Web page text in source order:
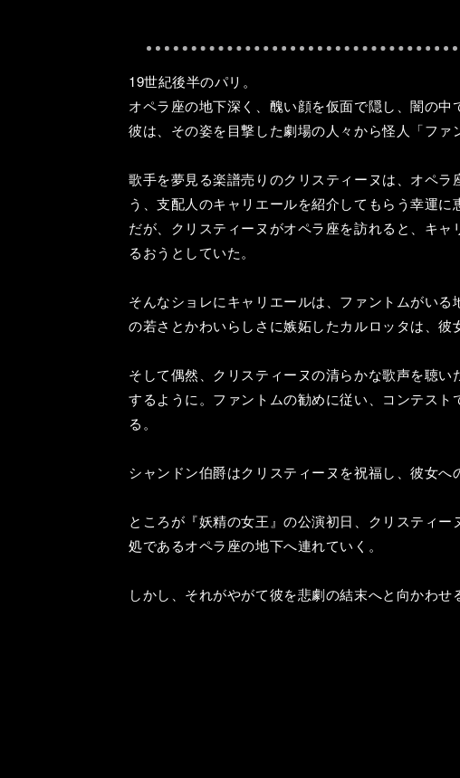
19世紀後半のパリ。
オペラ座の地下深く、醜い顔を仮面で隠し、闇の中
彼は、その姿を目撃した劇場の人々から怪人「ファ
歌手を夢見る楽譜売りのクリスティーヌは、オペ
う、支配人のキャリエールを紹介してもらう幸運に
だが、クリスティーヌがオペラ座を訪れると、キ
るおうとしていた。
そんなショレにキャリエールは、ファントムがい
の若さとかわいらしさに嫉妬したカルロッタは、彼
そして偶然、クリスティーヌの清らかな歌声を聴
するように。ファントムの勧めに従い、コンテス
る。
シャンドン伯爵はクリスティーヌを祝福し、彼女
ところが『妖精の女王』の公演初日、クリスティ
処であるオペラ座の地下へ連れていく。
しかし、それがやがて彼を悲劇の結末へと向かわ